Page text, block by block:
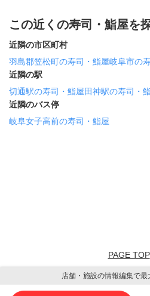
この近くの寿司・鮨屋を
近隣の市区町村
羽島郡笠松町の寿司・鮨屋岐阜市の
近隣の駅
切通駅の寿司・鮨屋田神駅の寿司・
近隣のバス停
岐阜女子高前の寿司・鮨屋
PAGE TOP
店舗・施設の情報編集で